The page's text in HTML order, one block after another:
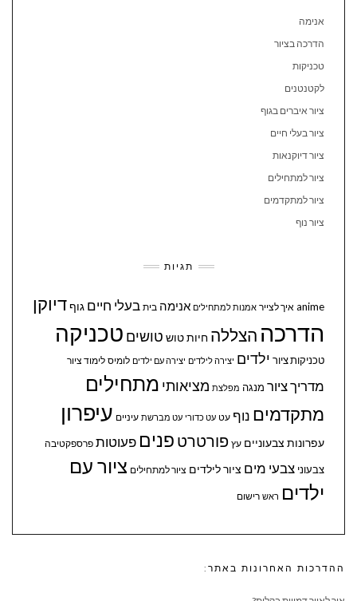
אנימה
הדרכה בציור
טכניקות
לקטנטנים
ציור איברים בגוף
ציור בעלי חיים
ציור דיוקנאות
ציור למתחילים
ציור למתקדמים
ציור נוף
תגיות
anime איך לצייר אמנות למתחילים אנימה בית בעלי חיים גוףדיוקן
הדרכה הצללה חיותטוש טושים טכניקה
טכניקות ציור ילדים יצירה לילדים יצירה עם ילדים לומיס לימוד ציור
מדריך ציור מנגה מפלצת מציאותי מתחילים
מתקדמים נוף עט עט כדורי עט מברשת עיניים עיפרון
עפרונות צבעוניים עץ פורטרט פנים פעוטות פרספקטיבה
צבעוני צבעי מים ציור לילדים ציור למתחילים ציור עם
ילדים ראש רישום
ההדרכות האחרונות באתר: